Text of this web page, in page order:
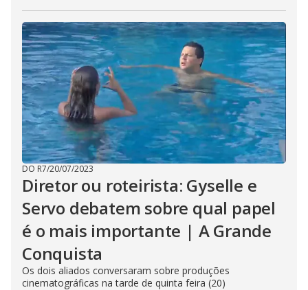
DO R7/20/07/2023
Diretor ou roteirista: Gyselle e
Servo debatem sobre qual papel
é o mais importante | A Grande
Conquista
Os dois aliados conversaram sobre produções
cinematográficas na tarde de quinta feira (20)